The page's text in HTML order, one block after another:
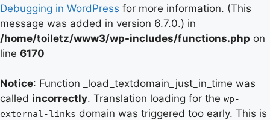
Debugging in WordPress for more information. (This
message was added in version 6.7.0.) in
/home/toiletz/www3/wp-includes/functions.php on
line 6170
Notice: Function _load_textdomain_just_in_time was
called incorrectly. Translation loading for the wp-
external-links domain was triggered too early. This is